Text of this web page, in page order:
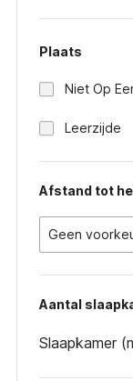
Plaats
Niet Op
Leerzijde
Afstand tot
Geen
Aantal
Slaapkamer